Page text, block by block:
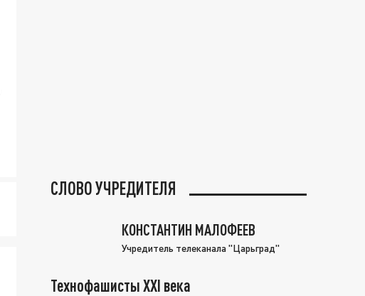
СЛОВО УЧРЕДИТЕЛЯ
КОНСТАНТИН МАЛОФЕЕВ
Учредитель телеканала "Царьград"
Технофашисты XXI века